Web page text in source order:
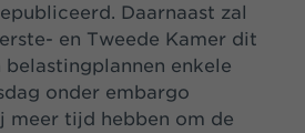
Daarnaast zal
en Tweede Kamer dit
enkele
onder embargo
meer tijd hebben om de